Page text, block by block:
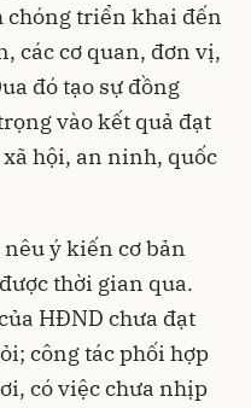
chóng triển khai đến
các cơ quan, đơn vị,
đó tạo sự đồng
vào kết quả đạt
hội, an ninh, quốc
ý kiến cơ bản
thời gian qua.
HĐND chưa đạt
công tác phối hợp
có việc chưa nhịp